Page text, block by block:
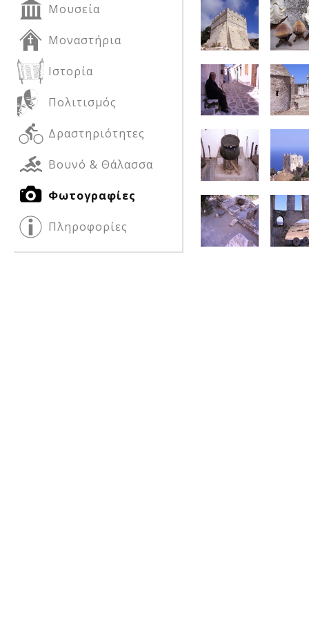
Δείτε μας:
Δείτε μας:
Δείτε μας:
Μουσεία
Μοναστήρια
Ιστορία
Πολιτισμός
Δραστηριότητες
Βουνό & Θάλασσα
Φωτογραφίες
Πληροφορίες